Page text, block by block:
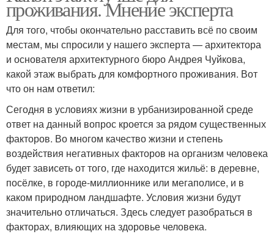
проживания. Мнение эксперта
Для того, чтобы окончательно расставить всё по своим
местам, мы спросили у нашего эксперта — архитектора
и основателя архитектурного бюро Андрея Чуйкова,
какой этаж выбрать для комфортного проживания. Вот
что он нам ответил:
Сегодня в условиях жизни в урбанизированной среде
ответ на данный вопрос кроется за рядом существенных
факторов. Во многом качество жизни и степень
воздействия негативных факторов на организм человека
будет зависеть от того, где находится жильё: в деревне,
посёлке, в городе-миллионнике или мегаполисе, и в
каком природном ландшафте. Условия жизни будут
значительно отличаться. Здесь следует разобраться в
факторах, влияющих на здоровье человека.